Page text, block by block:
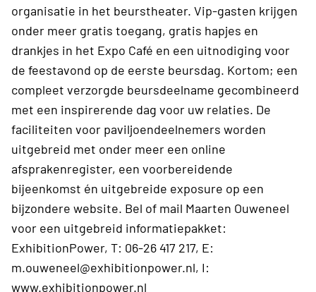
organisatie in het beurstheater. Vip-gasten krijgen
onder meer gratis toegang, gratis hapjes en
drankjes in het Expo Café en een uitnodiging voor
de feestavond op de eerste beursdag. Kortom; een
compleet verzorgde beursdeelname gecombineerd
met een inspirerende dag voor uw relaties. De
faciliteiten voor paviljoendeelnemers worden
uitgebreid met onder meer een online
afsprakenregister, een voorbereidende
bijeenkomst én uitgebreide exposure op een
bijzondere website. Bel of mail Maarten Ouweneel
voor een uitgebreid informatiepakket:
ExhibitionPower, T: 06-26 417 217, E:
m.ouweneel@exhibitionpower.nl, I:
www.exhibitionpower.nl